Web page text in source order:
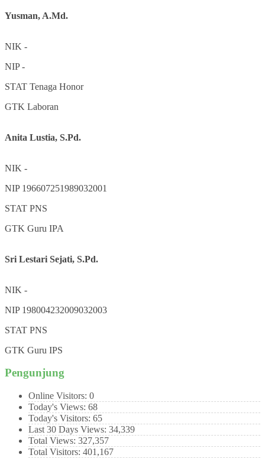
Yusman, A.Md.
NIK -
NIP-
STAT Tenaga Honor
GTK Laboran
Anita Lustia, S.Pd.
NIK -
NIP 196607251989032001
STAT PNS
GTK Guru IPA
Sri Lestari Sejati, S.Pd.
NIK -
NIP 198004232009032003
STAT PNS
GTK Guru IPS
Pengunjung
Online Visitors: 0
Today's Views: 68
Today's Visitors: 65
Last 30 Days Views: 34,339
Total Views: 327,357
Total Visitors: 401,167